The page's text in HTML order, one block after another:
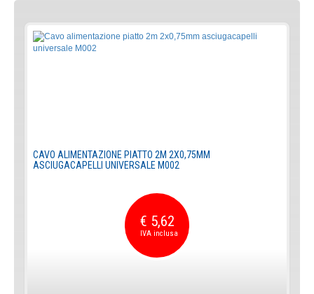
CAVO ALIMENTAZIONE PIATTO 2M 2X0,75MM
ASCIUGACAPELLI UNIVERSALE M002
€ 5,62